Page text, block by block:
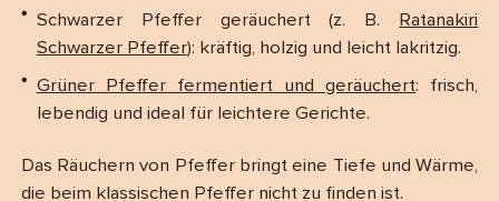
Schwarzer Pfeffer geräuchert (z. B.
Ratanakiri
Schwarzer Pfeffer): kräftig, holzig und leicht lakritzig.
Grüner Pfeffer fermentiert und geräuchert: frisch,
lebendig und ideal für leichtere Gerichte.
Das Räuchern von Pfeffer bringt eine Tiefe und Wärme,
die beim klassischen Pfeffer nicht zu finden ist.